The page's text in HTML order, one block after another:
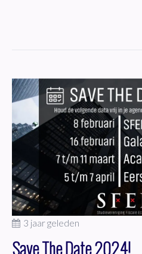
3 jaar geleden
Save The Date 2024!